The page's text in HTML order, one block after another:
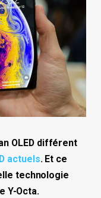
OLED différent
actuels. Et ce
technologie
Y-Octa.